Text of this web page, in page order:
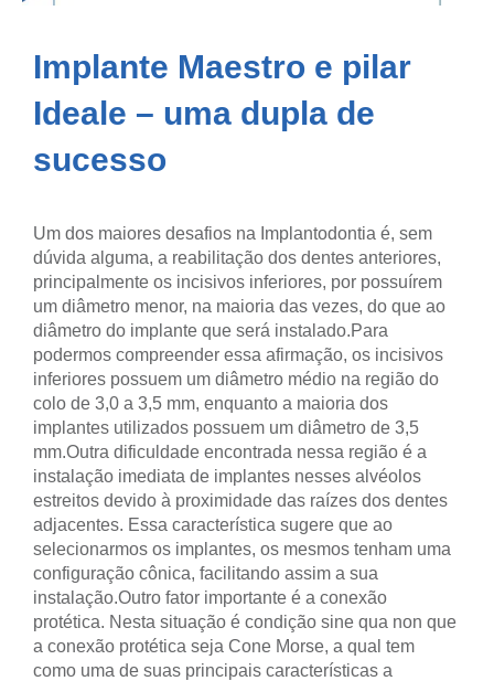
Implante Maestro e pilar
Ideale – uma dupla de
sucesso
Um dos maiores desafios na Implantodontia é, sem
dúvida alguma, a reabilitação dos dentes anteriores,
principalmente os incisivos inferiores, por possuírem
um diâmetro menor, na maioria das vezes, do que ao
diâmetro do implante que será instalado.Para
podermos compreender essa afirmação, os incisivos
inferiores possuem um diâmetro médio na região do
colo de 3,0 a 3,5 mm, enquanto a maioria dos
implantes utilizados possuem um diâmetro de 3,5
mm.Outra dificuldade encontrada nessa região é a
instalação imediata de implantes nesses alvéolos
estreitos devido à proximidade das raízes dos dentes
adjacentes. Essa característica sugere que ao
selecionarmos os implantes, os mesmos tenham uma
configuração cônica, facilitando assim a sua
instalação.Outro fator importante é a conexão
protética. Nesta situação é condição sine qua non que
a conexão protética seja Cone Morse, a qual tem
como uma de suas principais características a